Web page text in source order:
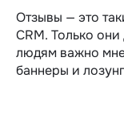
Отзывы — это
CRM. Только
людям важно
баннеры и